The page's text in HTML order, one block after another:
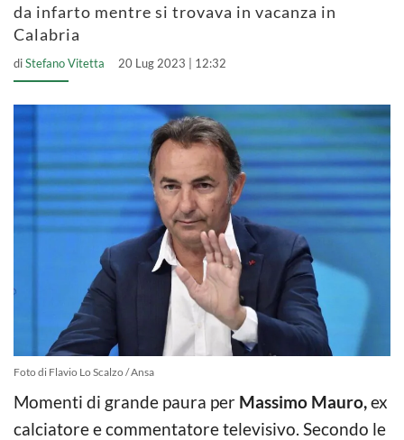
da infarto mentre si trovava in vacanza in
Calabria
diStefano Vitetta 20 Lug 2023 | 12:32
Foto di Flavio Lo Scalzo / Ansa
Momenti di grande paura per Massimo Mauro,ex
calciatore e commentatore televisivo. Secondo le